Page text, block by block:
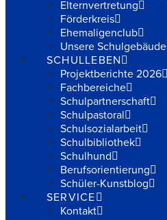
Elternvertretung
Förderkreis
Ehemaligenclub
Unsere Schulgebäude
SCHULLEBEN
Projektberichte 2026
Fachbereiche
Schulpartnerschaft
Schulpastoral
Schulsozialarbeit
Schulbibliothek
Schulhund
Berufsorientierung
Schüler-Kunstblog
SERVICE
Kontakt